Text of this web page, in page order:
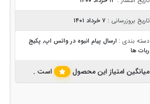
تاریخ بروزرسانی : ۷ خرداد ۱۴۰۱
دسته بندی : ارسال پیام انبوه در واتس اپ, پکیج
ربات ها
میانگین امتیاز این محصول است .